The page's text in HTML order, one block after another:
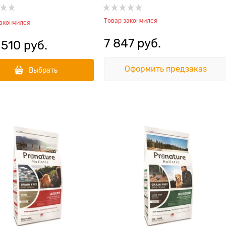
лосось с
рисом
руб.
Выбрать
рыбой и диким канадским
рисом
Товар закончился
7 847 руб.
Оформить предзаказ